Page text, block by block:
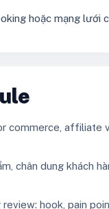
hoặc mạng lưới
commerce, affiliate
chân dung khách
review: hook, pain